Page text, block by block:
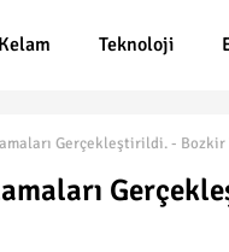
Kelam Teknoloji
Gerçekleştirildi. -